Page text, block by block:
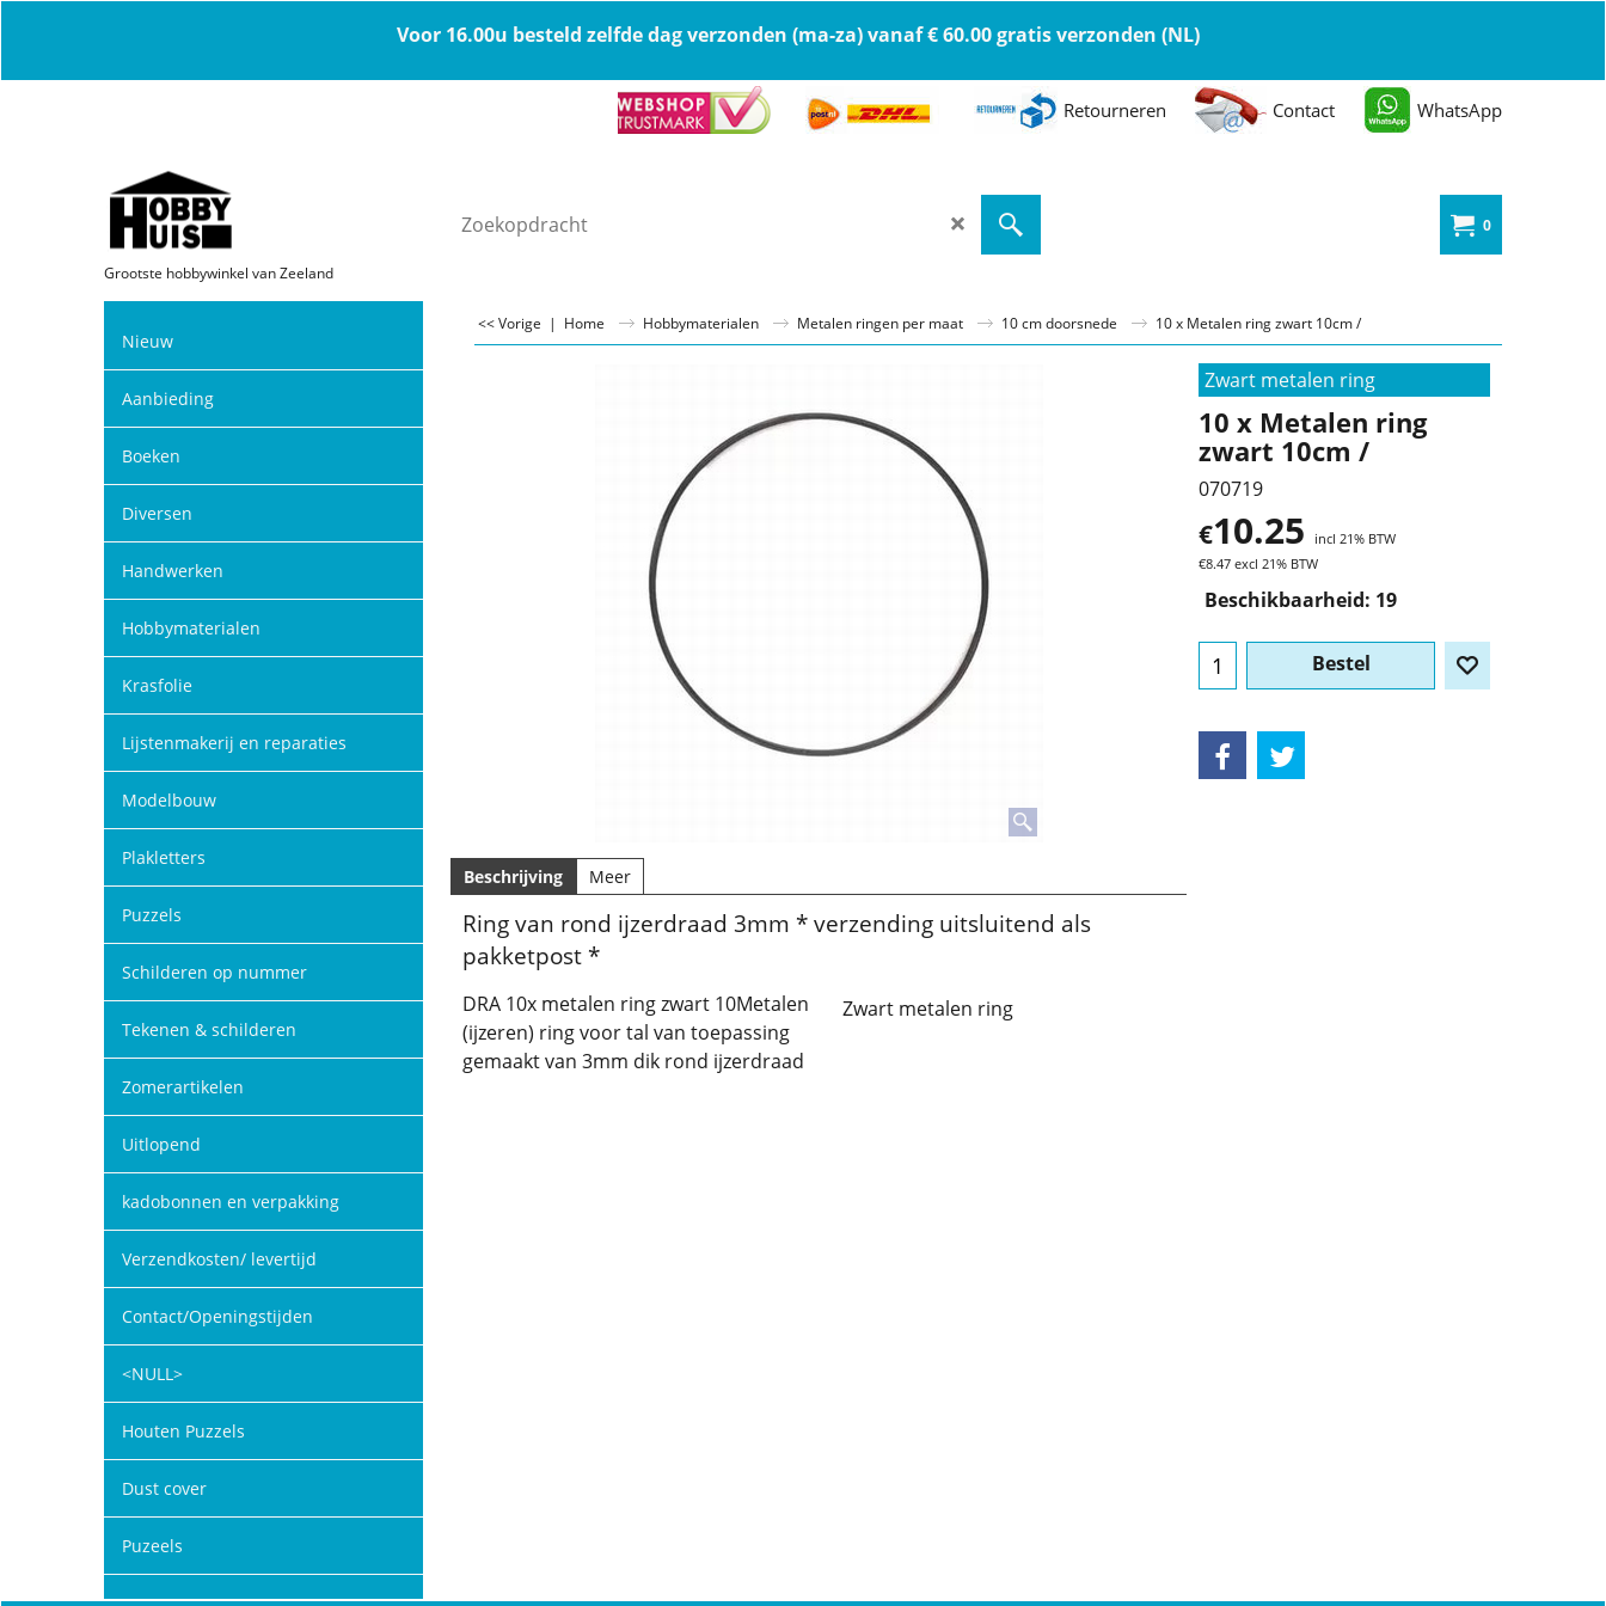
Voor 16.00u besteld zelfde dag verzonden (ma-za) vanaf € 60.00 gratis verzonden (NL)
Retourneren Contact WhatsApp
Grootste hobbywinkel van Zeeland
0
Nieuw
Aanbieding
Boeken
Diversen
Handwerken
Hobbymaterialen
Krasfolie
Lijstenmakerij en reparaties
Modelbouw
Plakletters
Puzzels
Schilderen op nummer
Tekenen & schilderen
Zomerartikelen
Uitlopend
kadobonnen en verpakking
Verzendkosten/ levertijd
Contact/Openingstijden
<NULL>
Houten Puzzels
Dust cover
Puzeels
<< Vorige | Home Hobbymaterialen Metalen ringen per maat 10 cm doorsnede 10 x Metalen ring zwart 10cm /
Zwart metalen ring
10 x Metalen ring
zwart 10cm /
070719
€10.25
incl 21% BTW
€8.47 excl 21% BTW
Beschikbaarheid: 19
Bestel
Beschrijving Meer
Ring van rond ijzerdraad 3mm * verzending uitsluitend als
pakketpost *
Zwart metalen ring
DRA 10x metalen ring zwart 10Metalen
(ijzeren) ring voor tal van toepassing
gemaakt van 3mm dik rond ijzerdraad